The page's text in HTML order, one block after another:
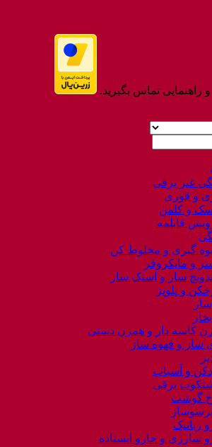
راهنمایی تماس بگیرید.
غیر برقی
و قوری
و کلمن
قابلمه
گیری و مخلوط کن
و مایکروفر
ساز و اسنک ساز
و پلوپز
کاسه دار و همزن دستی
ساز و قهوه ساز
و آسیاب
برقی
گوشت
رباتیک
شارژی و جارو ایستاده